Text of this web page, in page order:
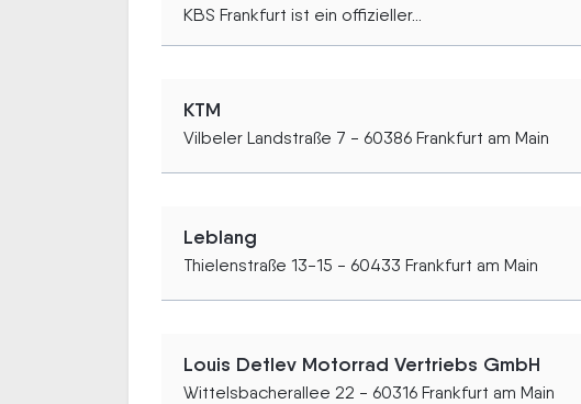
KBS Frankfurt ist ein offizieller...
KTM
Vilbeler Landstraße 7 - 60386 Frankfurt am Main
Leblang
Thielenstraße 13-15 - 60433 Frankfurt am Main
Louis Detlev Motorrad Vertriebs GmbH
Wittelsbacherallee 22 - 60316 Frankfurt am Main